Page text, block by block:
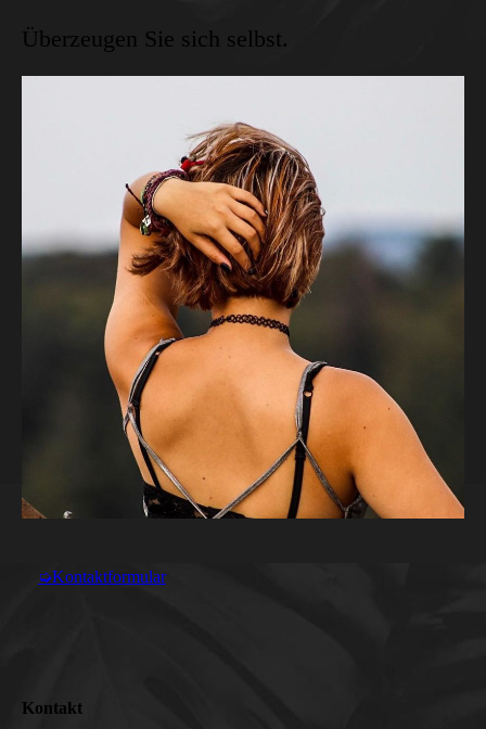
Überzeugen Sie sich selbst.
➭Kontaktformular
Kontakt